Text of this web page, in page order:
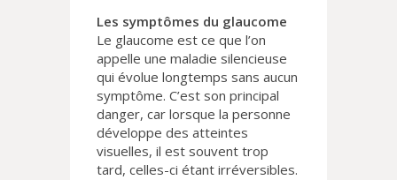
Les symptômes du glaucome
Le glaucome est ce que l’on
appelle une maladie silencieuse
qui évolue longtemps sans aucun
symptôme. C’est son principal
danger, car lorsque la personne
développe des atteintes
visuelles, il est souvent trop
tard, celles-ci étant irréversibles.